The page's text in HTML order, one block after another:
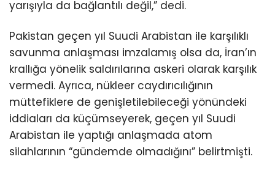
yarışıyla da bağlantılı değil,” dedi.
Pakistan geçen yıl Suudi Arabistan ile karşılıklı
savunma anlaşması imzalamış olsa da, İran’ın
krallığa yönelik saldırılarına askeri olarak karşılık
vermedi. Ayrıca, nükleer caydırıcılığının
müttefiklere de genişletilebileceği yönündeki
iddiaları da küçümseyerek, geçen yıl Suudi
Arabistan ile yaptığı anlaşmada atom
silahlarının “gündemde olmadığını” belirtmişti.